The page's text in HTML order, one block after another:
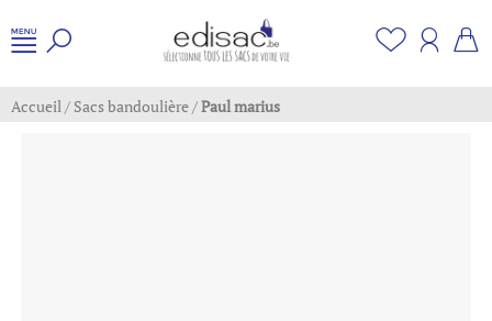
Accueil/ Sacs bandoulière/Paul marius